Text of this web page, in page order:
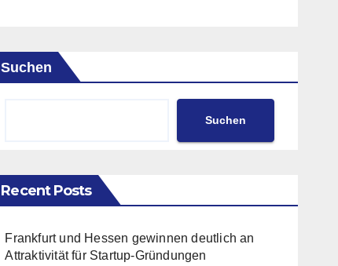
Suchen
Suchen
Recent Posts
Frankfurt und Hessen gewinnen deutlich an
Attraktivität für Startup-Gründungen